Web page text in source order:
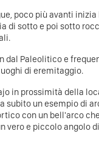
poco più avanti
di sotto e poi sotto
dal Paleolitico e
di eremitaggio.
in prossimità della
subito un esempio di
con un bell'arco
vero e piccolo angolo